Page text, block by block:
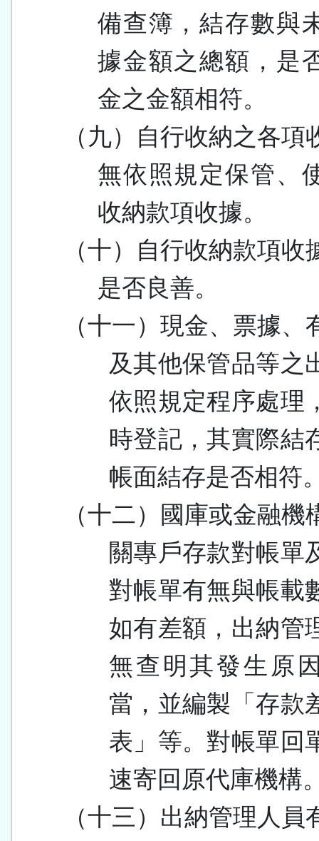
備查簿，結存數與
據金額之總額，是
金之金額相符。
（九）自行收納之各項
無依照規定保管、
收納款項收據。
（十）自行收納款項收
是否良善。
（十一）現金、票據、
及其他保管品等之
依照規定程序處理
時登記，其實際結
帳面結存是否相符
（十二）國 庫或金融機
關專戶存款對帳單
對帳單有無與帳載
如有差額，出納管
無查明其發生原
當，並編製「存款
表」等。對帳單回
速寄回原代庫機構
（十三）出納管理人員